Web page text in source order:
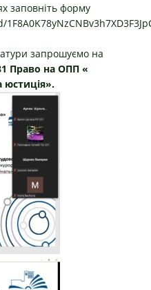
заповніть форму
запрошуємо на
Право на ОПП «
юстиція».